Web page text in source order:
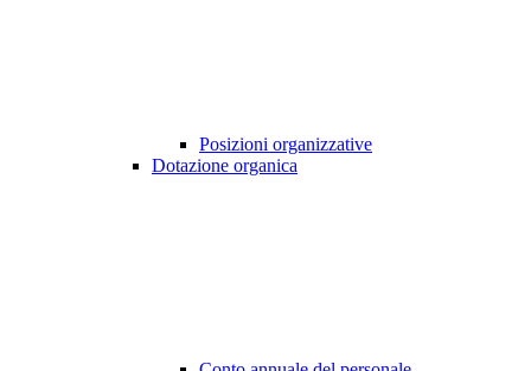
Posizioni organizzative
Dotazione organica